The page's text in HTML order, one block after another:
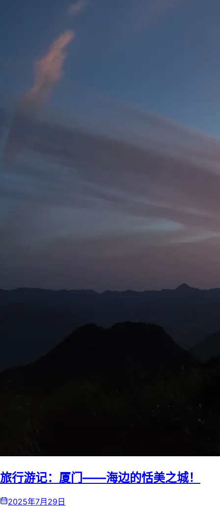
旅行游记：厦门——海边的恬美之城！
2025年7月29日